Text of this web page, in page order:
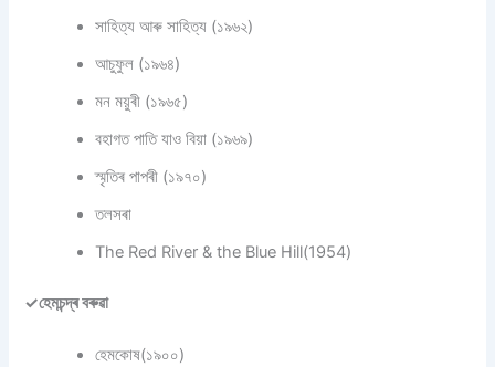
সাহিত্য আৰু সাহিত্য (১৯৬২)
আচুফুল (১৯৬৪)
মন ময়ুৰী (১৯৬৫)
বহাগত পাতি যাও বিয়া (১৯৬৯)
স্মৃতিৰ পাপৰী (১৯৭০)
তলসৰা
The Red River & the Blue Hill(1954)
✓হেমচন্দ্ৰ বৰুৱা
হেমকোষ(১৯০০)